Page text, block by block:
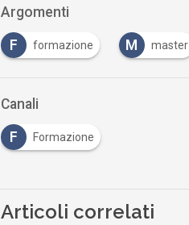
Argomenti
F formazione M master
Canali
F Formazione
Articoli correlati